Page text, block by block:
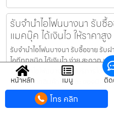
รับจำนำไอโฟนบางนา รับซื้
แมคบุ๊ค ได้เงินไว ให้ราคาสูง
รับจำนำไอโฟนบางนา รับซื้อขาย รับ
ไอทีทุกชนิด ได้เงินไว ง่าย สะดวก แล
รับจำนำไอโฟนบางนา ให้บริการโด
ขาย รับฝากสินค้าไอที และ ของมีค่าทุ
คบุ๊ค กล้องถ่ายรูป สินค้าแบรนด์เนม
ประดับ ได้เงินไว ง่าย สะดวก และ ไ
หน้าหลัก เมนู ติ
โทร คลิก